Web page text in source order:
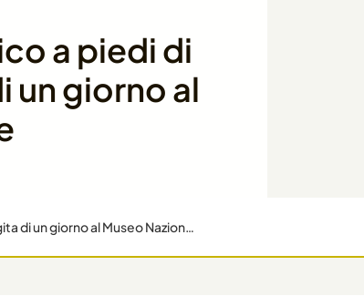
a piedi di
un giorno al
Tour gastronomico a piedi di San Jose e gita di un giorno al Museo Nazionale